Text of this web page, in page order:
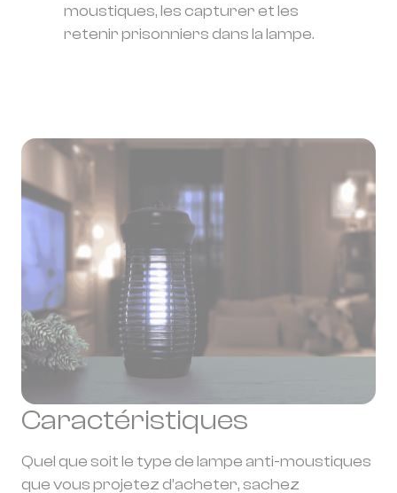
moustiques, les capturer et les
retenir prisonniers dans la lampe.
Caractéristiques
Quel que soit le type de lampe anti-moustiques
que vous projetez d’acheter, sachez